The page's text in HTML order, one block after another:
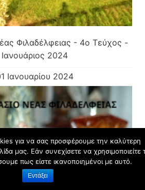
Φιλαδέλφειας - 4ο Τεύχος -
Ιανουάριος 2024
Ιανουαρίου 2024
για να σας προσφέρουμε την καλύτερη
μας. Εάν συνεχίσετε να χρησιμοποιείτε
πως είστε ικανοποιημένοι με αυτό.
Εντάξει